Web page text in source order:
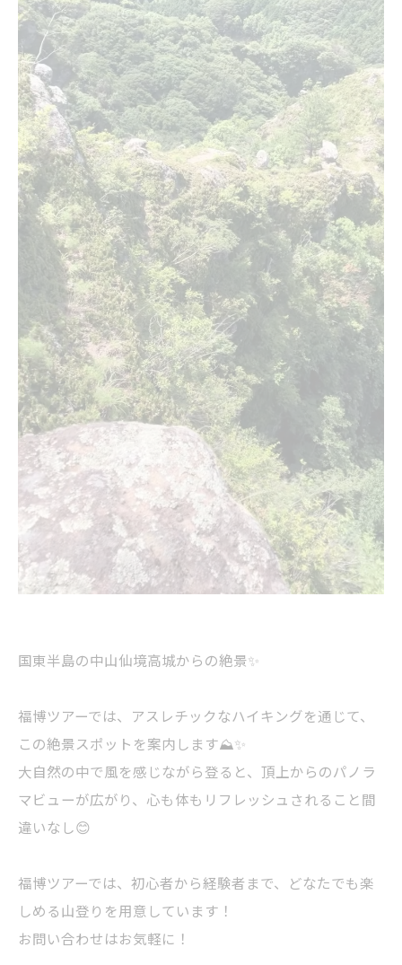
国東半島の中山仙境高城からの絶景✨
福博ツアーでは、アスレチックなハイキングを通じて、
この絶景スポットを案内します⛰️✨
大自然の中で風を感じながら登ると、頂上からのパノラ
マビューが広がり、心も体もリフレッシュされること間
違いなし😊
福博ツアーでは、初心者から経験者まで、どなたでも楽
しめる山登りを用意しています！
お問い合わせはお気軽に！